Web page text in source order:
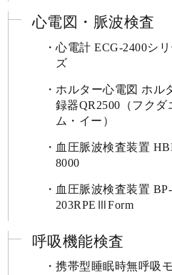
心電図・脈波検査
心電計 ECG-2400シ
ズ
ホルター心電図 ホル
録器QR2500（フクダ
ム・イー）
血圧脈波検査装置
8000
血圧脈波検査装置 BP-
203RPEⅢForm
呼吸機能検査
携帯型睡眠時無呼吸